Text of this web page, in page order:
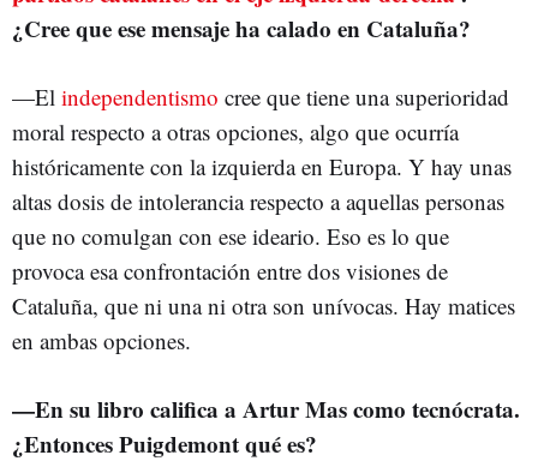
¿Cree que ese mensaje ha calado en Cataluña?
—El independentismo cree que tiene una superioridad
moral respecto a otras opciones, algo que ocurría
históricamente con la izquierda en Europa. Y hay unas
altas dosis de intolerancia respecto a aquellas personas
que no comulgan con ese ideario. Eso es lo que
provoca esa confrontación entre dos visiones de
Cataluña, que ni una ni otra son unívocas. Hay matices
en ambas opciones.
—En su libro califica a Artur Mas como tecnócrata.
¿Entonces Puigdemont qué es?